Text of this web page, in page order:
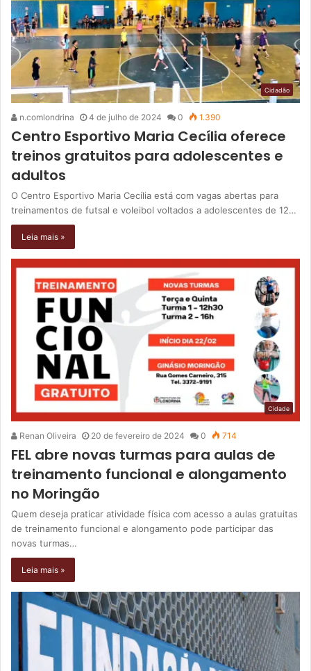
Cidadão
n.comlondrina 4 de julho de 2024 0 1.390
Centro Esportivo Maria Cecília oferece
treinos gratuitos para adolescentes e
adultos
O Centro Esportivo Maria Cecília está com vagas abertas para
treinamentos de futsal e voleibol voltados a adolescentes de 12…
Leia mais »
Cidade
Renan Oliveira 20 de fevereiro de 2024 0 714
FEL abre novas turmas para aulas de
treinamento funcional e alongamento
no Moringão
Quem deseja praticar atividade física com acesso a aulas gratuitas
de treinamento funcional e alongamento pode participar das
novas turmas…
Leia mais »